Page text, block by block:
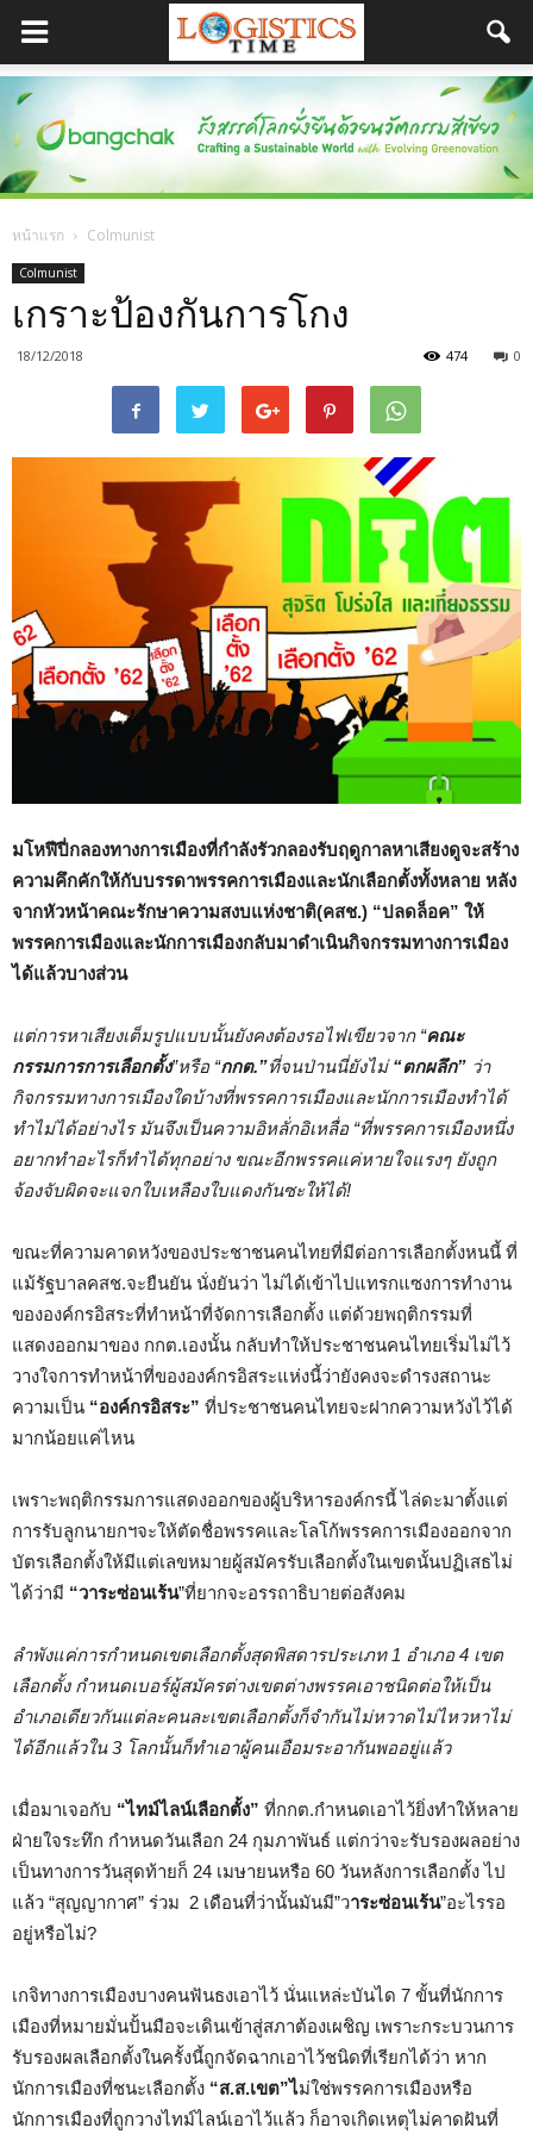
หน้าแรก Colmunist
Colmunist
เกราะป้องกันการโกง
18/12/2018 0
474
มโหฬีปี่กลองทางการเมืองที่กำลังรัวกลองรับฤดูกาลหาเสียงดูจะสร้าง
ความคึกคักให้กับบรรดาพรรคการเมืองและนักเลือกตั้งทั้งหลาย หลัง
จากหัวหน้าคณะรักษาความสงบแห่งชาติ(คสช.) “ปลดล็อค” ให้
พรรคการเมืองและนักการเมืองกลับมาดำเนินกิจกรรมทางการเมือง
ได้แล้วบางส่วน
แต่การหาเสียงเต็มรูปแบบนั้นยังคงต้องรอไฟเขียวจาก “คณะ
กรรมการการเลือกตั้ง”หรือ “กกต.”ที่จนป่านนี่ยังไม่“ตกผลึก” ว่า
กิจกรรมทางการเมืองใดบ้างที่พรรคการเมืองและนักการเมืองทำได้
ทำไม่ได้อย่างไร มันจึงเป็นความอิหลั่กอิเหลื่อ “ที่พรรคการเมืองหนึ่ง
อยากทำอะไรก็ทำได้ทุกอย่าง ขณะอีกพรรคแค่หายใจแรงๆ ยังถูก
จ้องจับผิดจะแจกใบเหลืองใบแดงกันซะให้ได้!
ขณะที่ความคาดหวังของประชาชนคนไทยที่มีต่อการเลือกตั้งหนนี้ ที่
แม้รัฐบาลคสช.จะยืนยัน นั่งยันว่า ไม่ได้เข้าไปแทรกแซงการทำงาน
ขององค์กรอิสระที่ทำหน้าที่จัดการเลือกตั้ง แต่ด้วยพฤติกรรมที่
แสดงออกมาของ กกต.เองนั้น กลับทำให้ประชาชนคนไทยเริ่มไม่ไว้
วางใจการทำหน้าที่ขององค์กรอิสระแห่งนี้ว่ายังคงจะดำรงสถานะ
ความเป็น “องค์กรอิสระ” ที่ประชาชนคนไทยจะฝากความหวังไว้ได้
มากน้อยแค่ไหน
เพราะพฤติกรรมการแสดงออกของผู้บริหารองค์กรนี้ ไล่ดะมาตั้งแต่
การรับลูกนายกฯจะให้ตัดชื่อพรรคและโลโก้พรรคการเมืองออกจาก
บัตรเลือกตั้งให้มีแต่เลขหมายผู้สมัครรับเลือกตั้งในเขตนั้นปฏิเสธไม่
ได้ว่ามี “วาระซ่อนเร้น”ที่ยากจะอรรถาธิบายต่อสังคม
ลำพังแค่การกำหนดเขตเลือกตั้งสุดพิสดารประเภท 1 อำเภอ 4 เขต
เลือกตั้ง กำหนดเบอร์ผู้สมัครต่างเขตต่างพรรคเอาชนิดต่อให้เป็น
อำเภอเดียวกันแต่ละคนละเขตเลือกตั้งก็จำกันไม่หวาดไม่ไหวหาไม่
ได้อีกแล้วใน 3 โลกนั้นก็ทำเอาผู้คนเอือมระอากันพออยู่แล้ว
เมื่อมาเจอกับ “ไทม์ไลน์เลือกตั้ง” ที่กกต.กำหนดเอาไว้ยิ่งทำให้หลาย
ฝ่ายใจระทึก กำหนดวันเลือก 24 กุมภาพันธ์ แต่กว่าจะรับรองผลอย่าง
เป็นทางการวันสุดท้ายก็ 24 เมษายนหรือ 60 วันหลังการเลือกตั้ง ไป
แล้ว “สุญญากาศ” ร่วม 2 เดือนที่ว่านั้นมันมี”วาระซ่อนเร้น”อะไรรอ
อยู่หรือไม่?
เกจิทางการเมืองบางคนฟันธงเอาไว้ นั่นแหล่ะบันได 7 ขั้นที่นักการ
เมืองที่หมายมั่นปั้นมือจะเดินเข้าสู่สภาต้องเผชิญ เพราะกระบวนการ
รับรองผลเลือกตั้งในครั้งนี้ถูกจัดฉากเอาไว้ชนิดที่เรียกได้ว่า หาก
นักการเมืองที่ชนะเลือกตั้ง “ส.ส.เขต”ไม่ใช่พรรคการเมืองหรือ
นักการเมืองที่ถูกวางไทม์ไลน์เอาไว้แล้ว ก็อาจเกิดเหตุไม่คาดฝันที่